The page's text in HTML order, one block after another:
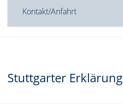
Kontakt/Anfahrt
Stuttgarter Erklärung